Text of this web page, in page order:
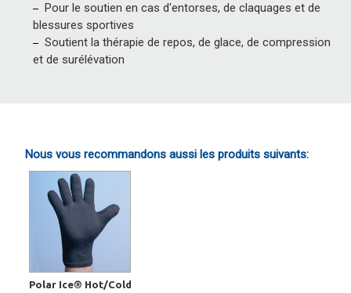
Pour le soutien en cas d'entorses, de claquages et de
blessures sportives
Soutient la thérapie de repos, de glace, de compression
et de surélévation
Nous vous recommandons aussi les produits suivants:
Polar Ice® Hot/Cold